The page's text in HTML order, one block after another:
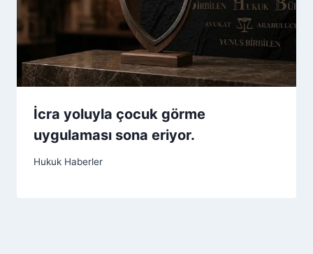
İcra yoluyla çocuk görme
uygulaması sona eriyor.
Hukuk Haberler